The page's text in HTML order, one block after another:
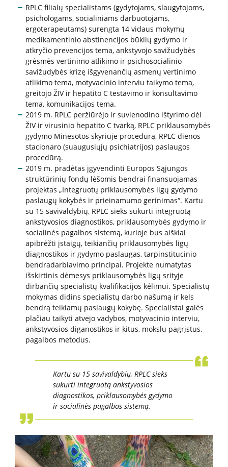
Apklausos
Apie paslaugų kokybę RPLC
Pacientų lūkesčių ir pasitenkinimo analizė
teikiamomis paslaugomis
Pranešėjų apsauga
Konsultavimasis su visuomene
Struktūra ir kontaktinė informacija
Karjera
Karjera
Savanorių anketa
DUK
Leidiniai
RPLC filialų specialistams (gydytojams, slaugytojoms,
psichologams, socialiniams darbuotojams,
ergoterapeutams) surengta 14 vidaus mokymų
medikamentinio abstinencijos būklių gydymo ir
atkryčio prevencijos tema, ankstyvojo savižudybės
grėsmės vertinimo atlikimo ir psichosocialinio
savižudybės krizę išgyvenančių asmenų vertinimo
atlikimo tema, motyvacinio interviu taikymo tema,
greitojo ŽIV ir hepatito C testavimo ir konsultavimo
tema, komunikacijos tema.
2019 m. RPLC peržiūrėjo ir suvienodino ištyrimo dėl
ŽIV ir virusinio hepatito C tvarką, RPLC priklausomybės
gydymo Minesotos skyriuje procedūrą, RPLC dienos
stacionaro (suaugusiųjų psichiatrijos) paslaugos
procedūrą.
2019 m. pradėtas įgyvendinti Europos Sąjungos
struktūrinių fondų lėšomis bendrai finansuojamas
projektas „Integruotų priklausomybės ligų gydymo
paslaugų kokybės ir prieinamumo gerinimas“. Kartu
su 15 savivaldybių, RPLC sieks sukurti integruotą
ankstyvosios diagnostikos, priklausomybės gydymo ir
socialinės pagalbos sistemą, kurioje bus aiškiai
apibrėžti įstaigų, teikiančių priklausomybės ligų
diagnostikos ir gydymo paslaugas, tarpinstitucinio
bendradarbiavimo principai. Projekte numatytas
išskirtinis dėmesys priklausomybės ligų srityje
dirbančių specialistų kvalifikacijos kėlimui. Specialistų
mokymas didins specialistų darbo našumą ir kels
bendrą teikiamų paslaugų kokybę. Specialistai galės
plačiau taikyti atvejo vadybos, motyvacinio interviu,
ankstyvosios diganostikos ir kitus, mokslu pagrįstus,
pagalbos metodus.
Kartu su 15 savivaldybių, RPLC sieks
sukurti integruotą ankstyvosios
diagnostikos, priklausomybės gydymo
ir socialinės pagalbos sistemą.